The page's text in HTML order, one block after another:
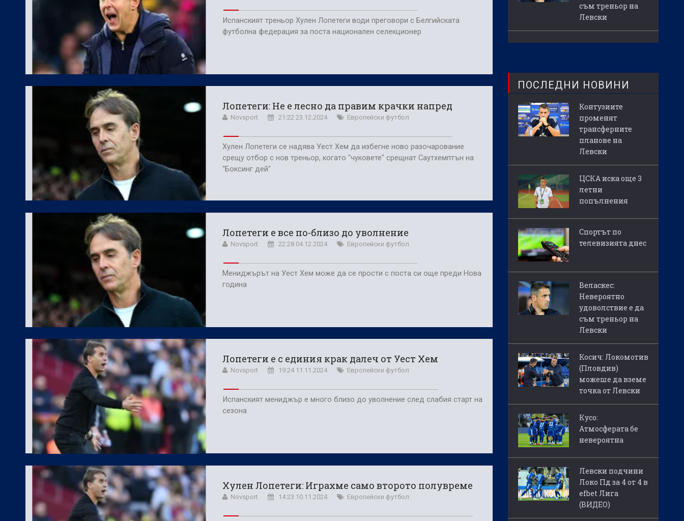
Испанският треньор Хулен Лопетеги води преговори с Белгийската
футболна федерация за поста национален селекционер
Лопетеги: Не е лесно да правим крачки напред
Novsport 21:22 23.12.2024 Европейски футбол
Хулен Лопетеги се надява Уест Хем да избегне ново разочарование
срещу отбор с нов треньор, когато "чуковете" срещнат Саутхемптън на
"Боксинг дей"
Лопетеги е все по-близо до уволнение
Novsport 22:28 04.12.2024 Европейски футбол
Мениджърът на Уест Хем може да се прости с поста си още преди Нова
година
Лопетеги е с единия крак далеч от Уест Хем
Novsport 19:24 11.11.2024 Европейски футбол
Испанският мениджър е много близо до уволнение след слабия старт на
сезона
Хулен Лопетеги: Играхме само второто полувреме
Novsport 14:23 10.11.2024 Европейски футбол
съм треньор на
Левски
ПОСЛЕДНИ НОВИНИ
Контузиите
променят
трансферните
планове на
Левски
ЦСКА иска още 3
летни
попълнения
Спортът по
телевизията днес
Веласкес:
Невероятно
удоволствие е да
съм треньор на
Левски
Косич: Локомотив
(Пловдив)
можеше да вземе
точка от Левски
Кусо:
Атмосферата бе
невероятна
Левски подчини
Локо Пд за 4 от 4 в
efbet Лига
(ВИДЕО)